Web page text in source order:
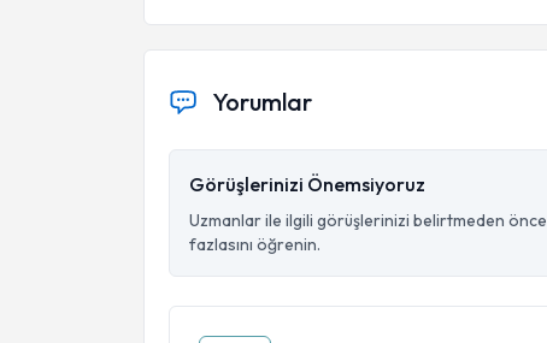
Yorumlar
Görüşlerinizi Önemsiyoruz
Uzmanlar ile ilgili görüşlerinizi belirtmeden önce
fazlasını öğrenin.